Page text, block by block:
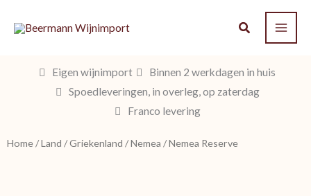
naar
Eigen wijnimport
Binnen 2 werkdagen in huis
Spoedleveringen, in overleg, op zaterdag
Franco levering
Home/Land /Griekenland /Nemea / Nemea Reserve